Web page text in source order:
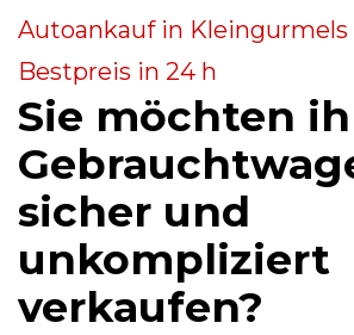
Autoankauf in Kleingurmels
Bestpreis in 24 h
Sie möchten
sicher und
unkompliziert
verkaufen?